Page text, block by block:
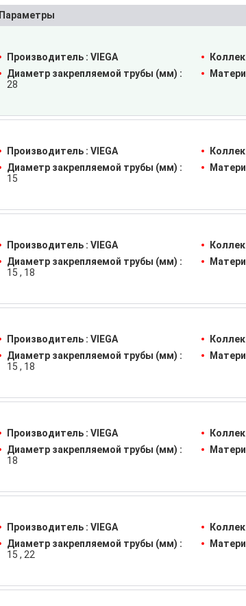
Параметры
Производитель : VIEGA
Диаметр закрепляемой трубы (мм) :
15
Производитель : VIEGA
Диаметр закрепляемой трубы (мм) :
15
18
Производитель : VIEGA
Диаметр закрепляемой трубы (мм) :
15
18
Производитель : VIEGA
Диаметр закрепляемой трубы (мм) :
18
Производитель : VIEGA
Диаметр закрепляемой трубы (мм) :
15
22
Производитель : VIEGA
Диаметр закрепляемой трубы (мм) :
28